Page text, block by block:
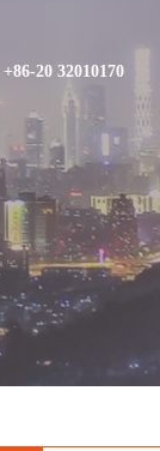
20 32010170